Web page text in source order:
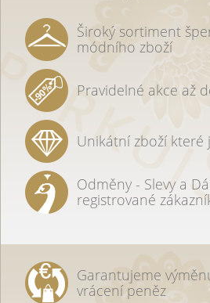
Široký sortiment
módního zboží
Pravidelné akce až
Unikátní zboží
Odměny - Slevy a
registrované
Garantujeme
vrácení peněz